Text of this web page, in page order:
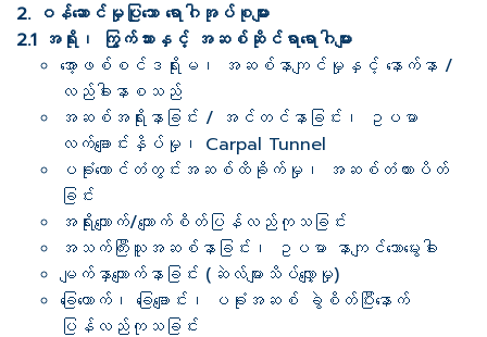
2. ဝန်ဆောင်မှုပြုသော ရောဂါအုပ်စုများ
2.1 အရိုး၊ ကြွက်သားနှင့် အဆစ်ဆိုင်ရာရောဂါများ
အော့ဖစ်စင်ဒရိုးမ၊ အဆစ်နာကျင်မှုနှင့် နောက်နာ /
လည်ခါးနာစသည်
အဆစ်အရိုးနာခြင်း / အင်တင်နာခြင်း၊ ဥပမာ
လက်ချောင်းနှိပ်မှု၊ Carpal Tunnel
ပခုံးတောင်တံတွင်းအဆစ်ထိခိုက်မှု၊ အဆစ်တံတားပိတ်
ခြင်း
အရိုးကျောက်/ကျောက်စိတ်ပြန်လည်ကုသခြင်း
အသက်ကြီးသူအဆစ်နာခြင်း၊ ဥပမာ နာကျင်သောမွေးခါး
မျက်နှာကျောက်နာခြင်း (ဆဲလ်များသိပ်လျှော့မှု)
ခြေထောက်၊ ခြေချောင်း၊ ပခုံးအဆစ် ခွဲစိတ်ပြီးနောက်
ပြန်လည်ကုသခြင်း